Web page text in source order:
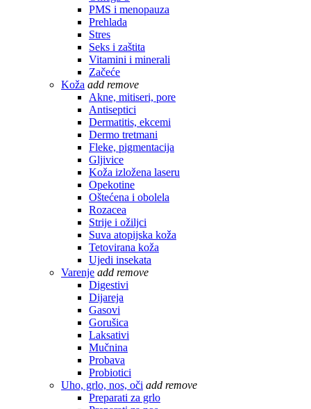
PMS i menopauza
Prehlada
Stres
Seks i zaštita
Vitamini i minerali
Začeće
Koža add remove
Akne, mitiseri, pore
Antiseptici
Dermatitis, ekcemi
Dermo tretmani
Fleke, pigmentacija
Gljivice
Koža izložena laseru
Opekotine
Oštećena i obolela
Rozacea
Strije i ožiljci
Suva atopijska koža
Tetovirana koža
Ujedi insekata
Varenje add remove
Digestivi
Dijareja
Gasovi
Gorušica
Laksativi
Mučnina
Probava
Probiotici
Uho, grlo, nos, oči add remove
Preparati za grlo